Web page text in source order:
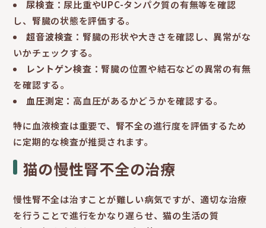
尿検査 ：尿比重やUPC-タンパク質の有無等を確認
し、腎臓の状態を評価する。
超音波検査 ：腎臓の形状や大きさを確認し、異常がな
いかチェックする。
レントゲン検査 ：腎臓の位置や結石などの異常の有無
を確認する。
血圧測定 ：高血圧があるかどうかを確認する。
特に血液検査は重要で、腎不全の進行度を評価するため
に定期的な検査が推奨されます。
猫の慢性腎不全の治療
慢性腎不全は治すことが難しい病気ですが、適切な治療
を行うことで進行をかなり遅らせ、猫の生活の質